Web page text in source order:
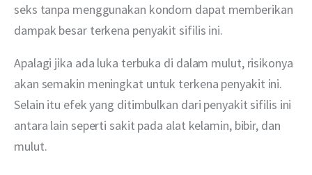
seks tanpa menggunakan kondom dapat memberikan
dampak besar terkena penyakit sifilis ini.
Apalagi jika ada luka terbuka di dalam mulut, risikonya
akan semakin meningkat untuk terkena penyakit ini.
Selain itu efek yang ditimbulkan dari penyakit sifilis ini
antara lain seperti sakit pada alat kelamin, bibir, dan
mulut.